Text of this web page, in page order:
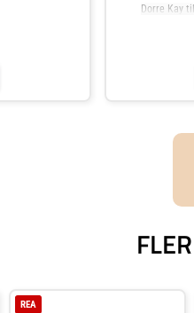
Dorre Kay
REA